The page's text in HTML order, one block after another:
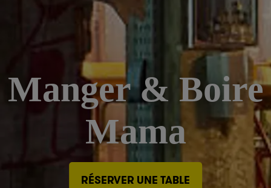
Manger & Boire
Mama
RÉSERVER UNE TABLE